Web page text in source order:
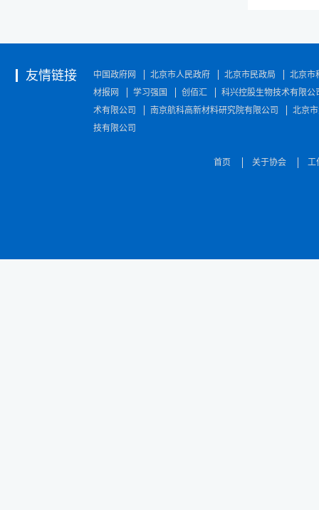
友情链接 中国政府网 北京市人民政府 北京市民政局
北京市
材报网
学习强国 创佰汇
科兴控股生物技术有限公
术有限公司
南京航科高新材料研究院有限公司
北京
技有限公司
首页 关于协会 工